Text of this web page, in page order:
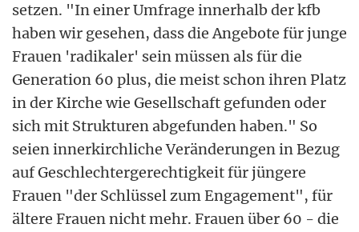
setzen. "In einer Umfrage innerhalb der kfb
haben wir gesehen, dass die Angebote für junge
Frauen 'radikaler' sein müssen als für die
Generation 60 plus, die meist schon ihren Platz
in der Kirche wie Gesellschaft gefunden oder
sich mit Strukturen abgefunden haben." So
seien innerkirchliche Veränderungen in Bezug
auf Geschlechtergerechtigkeit für jüngere
Frauen "der Schlüssel zum Engagement", für
ältere Frauen nicht mehr. Frauen über 60 - die